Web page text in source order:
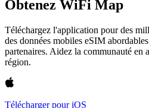
Obtenez WiFi Map
Téléchargez l'application pour des
des données mobiles eSIM
partenaires. Aidez la communauté en
région.
Télécharger pour iOS